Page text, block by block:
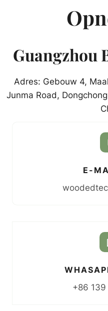
Guangzhou
Adres: Gebouw 4,
Junma Road,
E-
+86